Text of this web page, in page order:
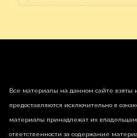
Все материалы на данном сайте взяты
предоставляются исключительно в
материалы принадлежат их
ответственности за содержание